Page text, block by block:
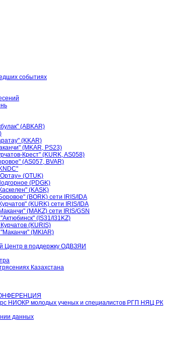
событиях
(ABKAR)
(KKAR)
(MKAR, PS23)
Крест" (KURK, AS058)
(AS057, BVAR)
(OTUK)
(PDGK)
(KASK)
(BORK) сети IRIS/IDA
(KURK) сети IRIS/IDA
(MAKZ) сети IRIS/GSN
(IS31/I31KZ)
(KURIS)
(MKIAR)
Центр в поддержку ОДВЗЯИ
Казахстана
НИОКР молодых ученых и специалистов РГП НЯЦ РК
данных